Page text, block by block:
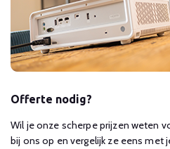
Offerte nodig?
Wil je onze scherpe prijzen weten
bij ons op en vergelijk ze eens met